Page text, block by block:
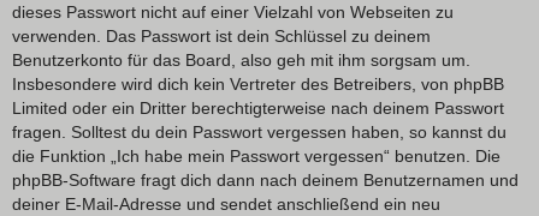
dieses Passwort nicht auf einer Vielzahl von Webseiten zu
verwenden. Das Passwort ist dein Schlüssel zu deinem
Benutzerkonto für das Board, also geh mit ihm sorgsam um.
Insbesondere wird dich kein Vertreter des Betreibers, von phpBB
Limited oder ein Dritter berechtigterweise nach deinem Passwort
fragen. Solltest du dein Passwort vergessen haben, so kannst du
die Funktion „Ich habe mein Passwort vergessen“ benutzen. Die
phpBB-Software fragt dich dann nach deinem Benutzernamen und
deiner E-Mail-Adresse und sendet anschließend ein neu